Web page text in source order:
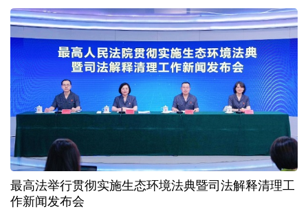
二季度中国清洁能源建设景气指数处于较景气区间
服贸会进入倒计时一个月 180余项创新成果将发布
非必要不乱花 医保个人账户里的钱如何用在刀刃上
"校园贷"换上"新马甲" 警惕暑假期间网络消费陷阱
2026暑期档票房破85亿 已连续30天单日票房破亿
最高法举行贯彻实施生态环境法典暨司法解释清理工
作新闻发布会